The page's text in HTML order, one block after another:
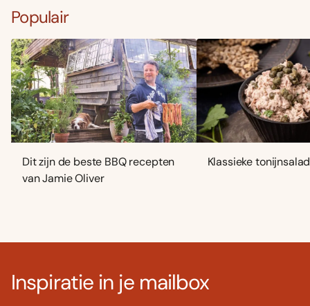
Populair
Dit zijn de beste BBQ recepten
van Jamie Oliver
Klassieke
Inspiratie in je mailbox